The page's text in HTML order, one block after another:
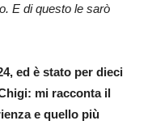
E di questo le sarò
ed è stato per dieci
mi racconta il
e quello più